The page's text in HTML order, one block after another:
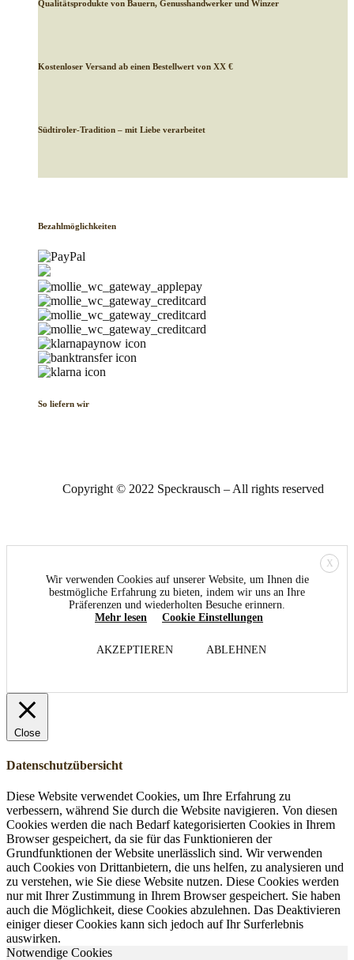
Qualitätsprodukte von Bauern, Genusshandwerker und Winzer
Kostenloser Versand ab einen Bestellwert von XX €
Südtiroler-Tradition – mit Liebe verarbeitet
Bezahlmöglichkeiten
So liefern wir
Copyright © 2022 Speckrausch – All rights reserved
X
Wir verwenden Cookies auf unserer Website, um Ihnen die
bestmögliche Erfahrung zu bieten, indem wir uns an Ihre
Präferenzen und wiederholten Besuche erinnern.
Mehr lesen
Cookie Einstellungen
AKZEPTIEREN ABLEHNEN
Close
Datenschutzübersicht
Diese Website verwendet Cookies, um Ihre Erfahrung zu
verbessern, während Sie durch die Website navigieren. Von diesen
Cookies werden die nach Bedarf kategorisierten Cookies in Ihrem
Browser gespeichert, da sie für das Funktionieren der
Grundfunktionen der Website unerlässlich sind. Wir verwenden
auch Cookies von Drittanbietern, die uns helfen, zu analysieren und
zu verstehen, wie Sie diese Website nutzen. Diese Cookies werden
nur mit Ihrer Zustimmung in Ihrem Browser gespeichert. Sie haben
auch die Möglichkeit, diese Cookies abzulehnen. Das Deaktivieren
einiger dieser Cookies kann sich jedoch auf Ihr Surferlebnis
auswirken.
Notwendige Cookies